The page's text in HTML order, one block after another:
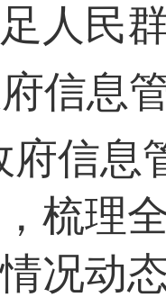
人民
信息
府信息
梳理
况动